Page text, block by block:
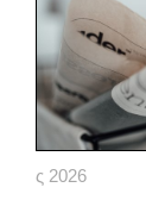
ς 2026